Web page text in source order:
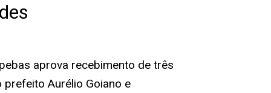
aprova recebimento de três
Aurélio Goiano e